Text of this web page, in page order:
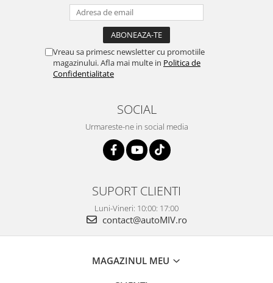
Vreau sa primesc newsletter cu promotiile
magazinului. Afla mai multe in Politica de
Confidentialitate
SOCIAL
Urmareste-ne in social media
SUPORT CLIENTI
Luni-Vineri: 10:00: 17:00
contact@autoMIV.ro
MAGAZINUL MEU